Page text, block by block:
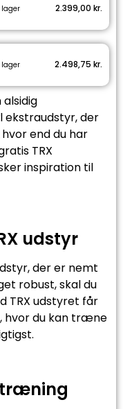
lager 2.399,00 kr.
lager 2.498,75 kr.
alsidig
der
end du har
TRX
inspiration til
udstyr
der er nemt
robust, skal du
TRX udstyret får
hvor du kan træne
træning